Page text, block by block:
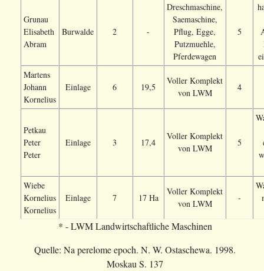
Grunau
Elisabeth
Abram
Burwalde 2 -
Dreschmaschine,
Saemaschine,
Pflug, Egge,
Putzmuehle,
Pferdewagen
5
Martens
Johann
Kornelius
Einlage 6 19,5
Voller Komplekt
von LWM
4
Petkau
Peter
Peter
Einlage 3 17,4
Voller Komplekt
von LWM
5
Wiebe
Kornelius
Kornelius
Einlage 7 17 Ha
Voller Komplekt
von LWM
-
* - LWM Landwirtschaftliche Maschinen
Quelle: Na perelome epoch. N. W. Ostaschewa. 1998.
Moskau S. 137